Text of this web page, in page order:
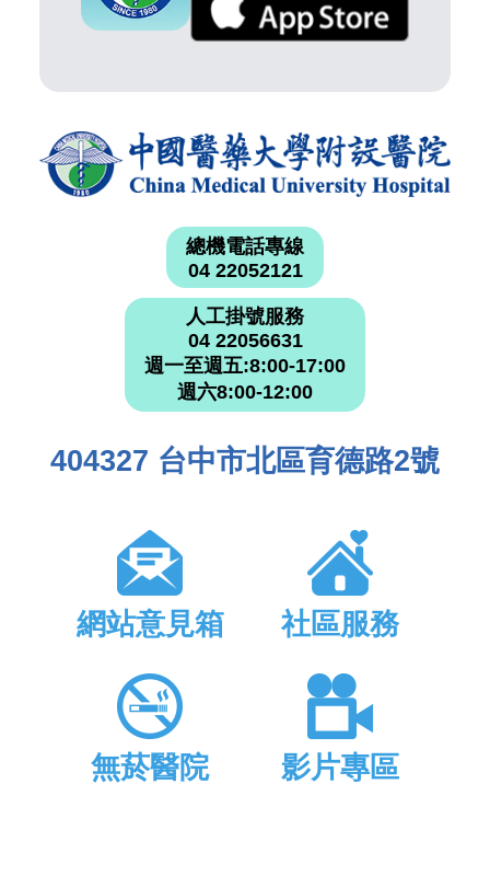
總機電話專線
04 22052121
人工掛號服務
04 22056631
週一至週五:8:00-17:00
週六8:00-12:00
404327 台中市北區育德路2號
網站意見箱 社區服務
無菸醫院 影片專區